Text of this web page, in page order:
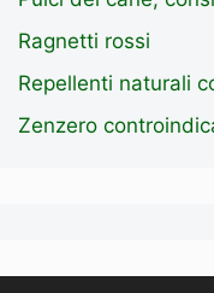
Ragnetti rossi
Repellenti naturali
Zenzero